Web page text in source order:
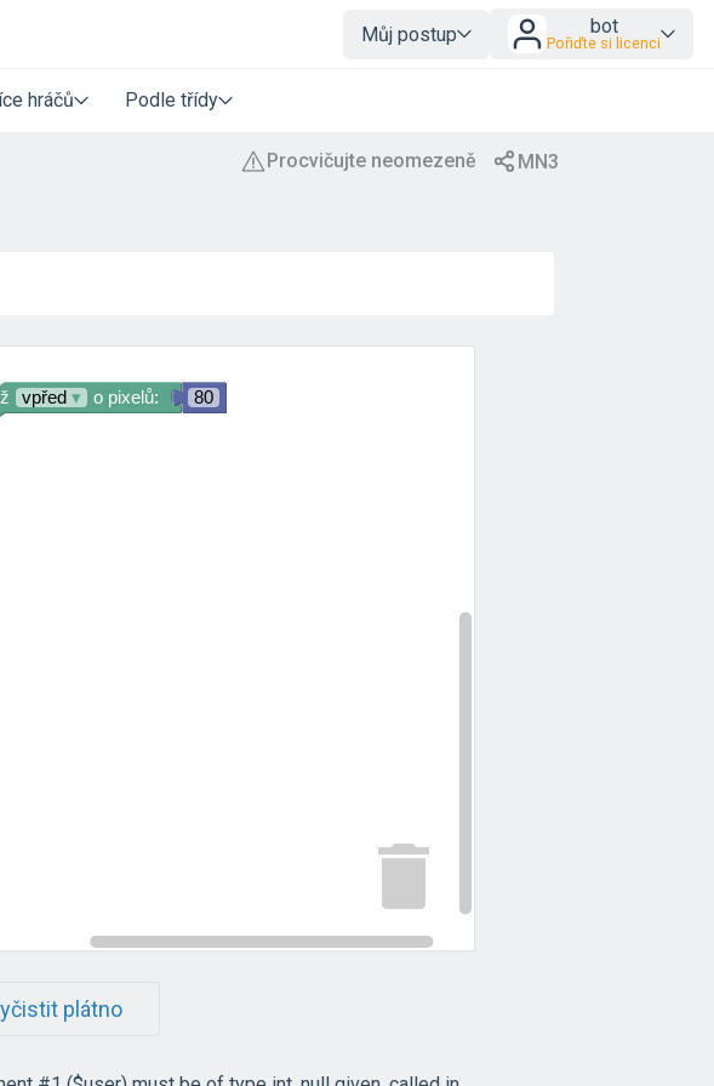
Můj postup bot
Pořiďte si licenci
hráčů Podle třídy
80
vpřed ▾ o pixelů:
plátno